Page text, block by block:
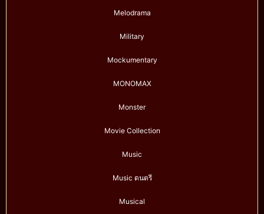
Melodrama
Military
Mockumentary
MONOMAX
Monster
Movie Collection
Music
Music ดนตรี
Musical